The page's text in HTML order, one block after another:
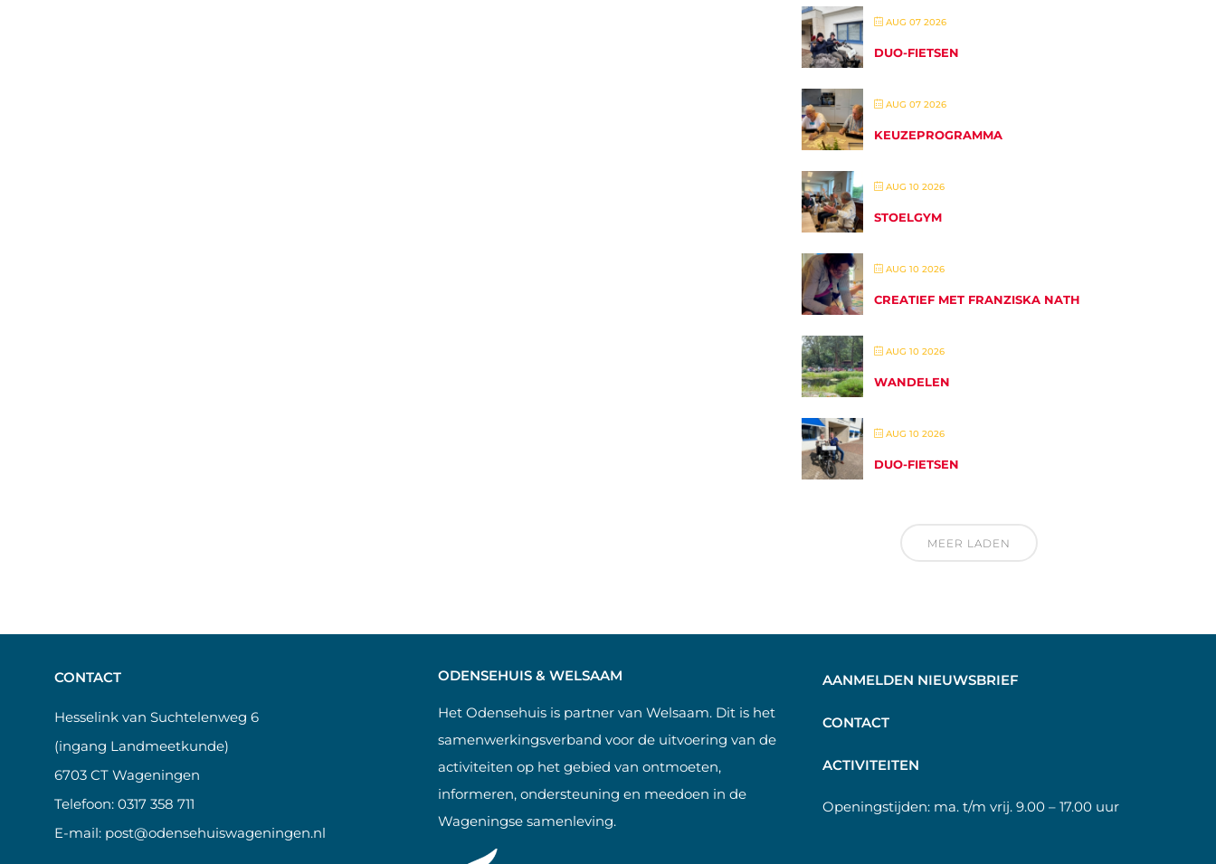
AUG 07 2026
DUO-FIETSEN
AUG 07 2026
KEUZEPROGRAMMA
AUG 10 2026
STOELGYM
AUG 10 2026
CREATIEF MET FRANZISKA NATH
AUG 10 2026
WANDELEN
AUG 10 2026
DUO-FIETSEN
MEER LADEN
CONTACT
Hesselink van Suchtelenweg 6
(ingang Landmeetkunde)
6703 CT Wageningen
Telefoon: 0317 358 711
E-mail: post@odensehuiswageningen.nl
ODENSEHUIS & WELSAAM
Het Odensehuis is partner van Welsaam. Dit is het
samenwerkingsverband voor de uitvoering van de
activiteiten op het gebied van ontmoeten,
informeren, ondersteuning en meedoen in de
Wageningse samenleving.
AANMELDEN NIEUWSBRIEF
CONTACT
ACTIVITEITEN
Openingstijden: ma. t/m vrij. 9.00 – 17.00 uur